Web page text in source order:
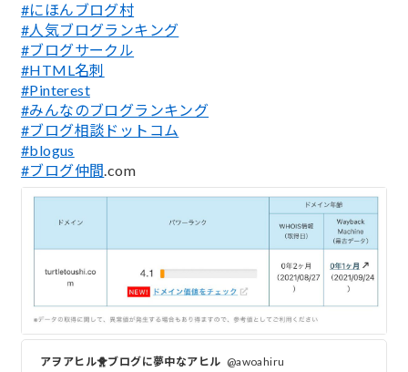
#にほんブログ村
#人気ブログランキング
#ブログサークル
#HTML名刺
#Pinterest
#みんなのブログランキング
#ブログ相談ドットコム
#blogus
#ブログ仲間.com
アヲアヒル🐥ブログに夢中なアヒル @awoahiru